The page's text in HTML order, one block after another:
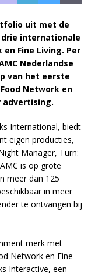
uit met de
internationale
Fine Living. Per
Nederlandse
van het eerste
Network en
advertising.
International, biedt
eigen producties,
Manager, Turn:
is op grote
meer dan 125
in meer
te ontvangen bij
merk met
Network en Fine
Interactive, een